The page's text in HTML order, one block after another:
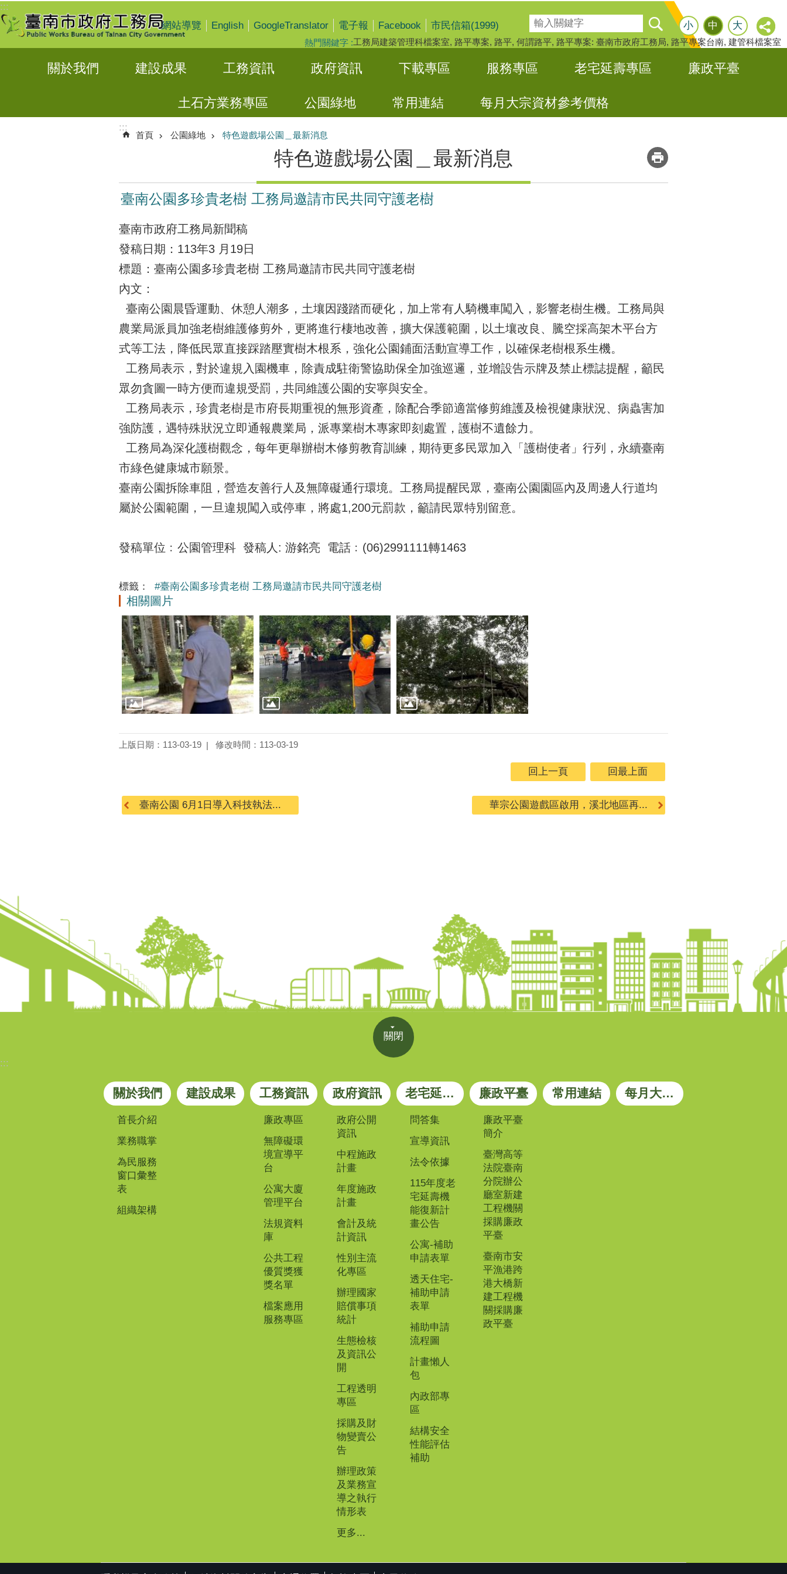
跳到主要內容區塊
:::
網站導覽
English GoogleTranslator 電子報 Facebook 市民信箱(1999)
搜尋
小 中 大
熱門關鍵字 工務局建築管理科檔案室 路平專案 路平 何謂路平 路平專案: 臺南市政府工務局 路平專案台南 建管科檔案室
關於我們 建設成果 工務資訊 政府資訊 下載專區 服務專區 老宅延壽專區 廉政平臺
土石方業務專區 公園綠地 常用連結 每月大宗資材參考價格
:::
首頁 公園綠地 特色遊戲場公園＿最新消息
特色遊戲場公園＿最新消息 _
臺南公園多珍貴老樹 工務局邀請市民共同守護老樹
臺南市政府工務局新聞稿
發稿日期：113年3 月19日
標題：臺南公園多珍貴老樹 工務局邀請市民共同守護老樹
內文：
臺南公園晨昏運動、休憩人潮多，土壤因踐踏而硬化，加上常有人騎機車闖入，影響老樹生機。工務局與
農業局派員加強老樹維護修剪外，更將進行棲地改善，擴大保護範圍，以土壤改良、騰空採高架木平台方
式等工法，降低民眾直接踩踏壓實樹木根系，強化公園鋪面活動宣導工作，以確保老樹根系生機。
工務局表示，對於違規入園機車，除責成駐衛警協助保全加強巡邏，並增設告示牌及禁止標誌提醒，籲民
眾勿貪圖一時方便而違規受罰，共同維護公園的安寧與安全。
工務局表示，珍貴老樹是市府長期重視的無形資產，除配合季節適當修剪維護及檢視健康狀況、病蟲害加
強防護，遇特殊狀況立即通報農業局，派專業樹木專家即刻處置，護樹不遺餘力。
工務局為深化護樹觀念，每年更舉辦樹木修剪教育訓練，期待更多民眾加入「護樹使者」行列，永續臺南
市綠色健康城市願景。
臺南公園拆除車阻，營造友善行人及無障礙通行環境。工務局提醒民眾，臺南公園園區內及周邊人行道均
屬於公園範圍，一旦違規闖入或停車，將處1,200元罰款，籲請民眾特別留意。
發稿單位﹕公園管理科 發稿人: 游銘亮 電話﹕(06)2991111轉1463
標籤： #臺南公園多珍貴老樹 工務局邀請市民共同守護老樹
相關圖片
上版日期：113-03-19 修改時間：113-03-19
回上一頁 回最上面
臺南公園 6月1日導入科技執法... 華宗公園遊戲區啟用，溪北地區再...
關閉
:::
關於我們
首長介紹
業務職掌
為民服務
窗口彙整
表
組織架構
建設成果 工務資訊
廉政專區
無障礙環
境宣導平
台
公寓大廈
管理平台
法規資料
庫
公共工程
優質獎獲
獎名單
檔案應用
服務專區
政府資訊
政府公開
資訊
中程施政
計畫
年度施政
計畫
會計及統
計資訊
性別主流
化專區
辦理國家
賠償事項
統計
生態檢核
及資訊公
開
工程透明
專區
採購及財
物變賣公
告
辦理政策
及業務宣
導之執行
情形表
更多...
老宅延壽專區
問答集
宣導資訊
法令依據
115年度老
宅延壽機
能復新計
畫公告
公寓-補助
申請表單
透天住宅-
補助申請
表單
補助申請
流程圖
計畫懶人
包
內政部專
區
結構安全
性能評估
補助
廉政平臺
廉政平臺
簡介
臺灣高等
法院臺南
分院辦公
廳室新建
工程機關
採購廉政
平臺
臺南市安
平漁港跨
港大橋新
建工程機
關採購廉
政平臺
常用連結 每月大宗資材參考價格